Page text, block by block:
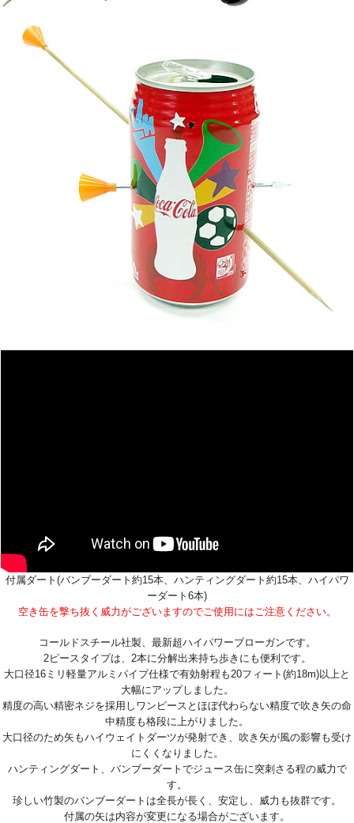
付属ダート(バンブーダート約15本、ハンティングダート約15本、ハイパワ
ーダート6本)
空き缶を撃ち抜く威力がございますのでご使用にはご注意ください。
コールドスチール社製、最新超ハイパワーブローガンです。
2ピースタイプは、2本に分解出来持ち歩きにも便利です。
大口径16ミリ軽量アルミパイプ仕様で有効射程も20フィート(約18m)以上と
大幅にアップしました。
精度の高い精密ネジを採用しワンピースとほぼ代わらない精度で吹き矢の命
中精度も格段に上がりました。
大口径のため矢もハイウェイトダーツが発射でき、吹き矢が風の影響も受け
にくくなりました。
ハンティングダート、バンブーダートでジュース缶に突刺さる程の威力で
す。
珍しい竹製のバンブーダートは全長が長く、安定し、威力も抜群です。
付属の矢は内容が変更になる場合がございます。